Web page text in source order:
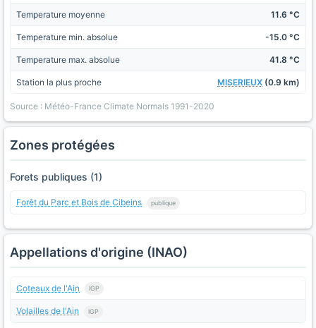
Temperature moyenne 11.6 °C
Temperature min. absolue -15.0 °C
Temperature max. absolue 41.8 °C
Station la plus proche MISERIEUX (0.9 km)
Source : Météo-France Climate Normals 1991-2020
Zones protégées
Forets publiques (1)
Forêt du Parc et Bois de Cibeins publique
Appellations d'origine (INAO)
Coteaux de l'Ain IGP
Volailles de l'Ain IGP